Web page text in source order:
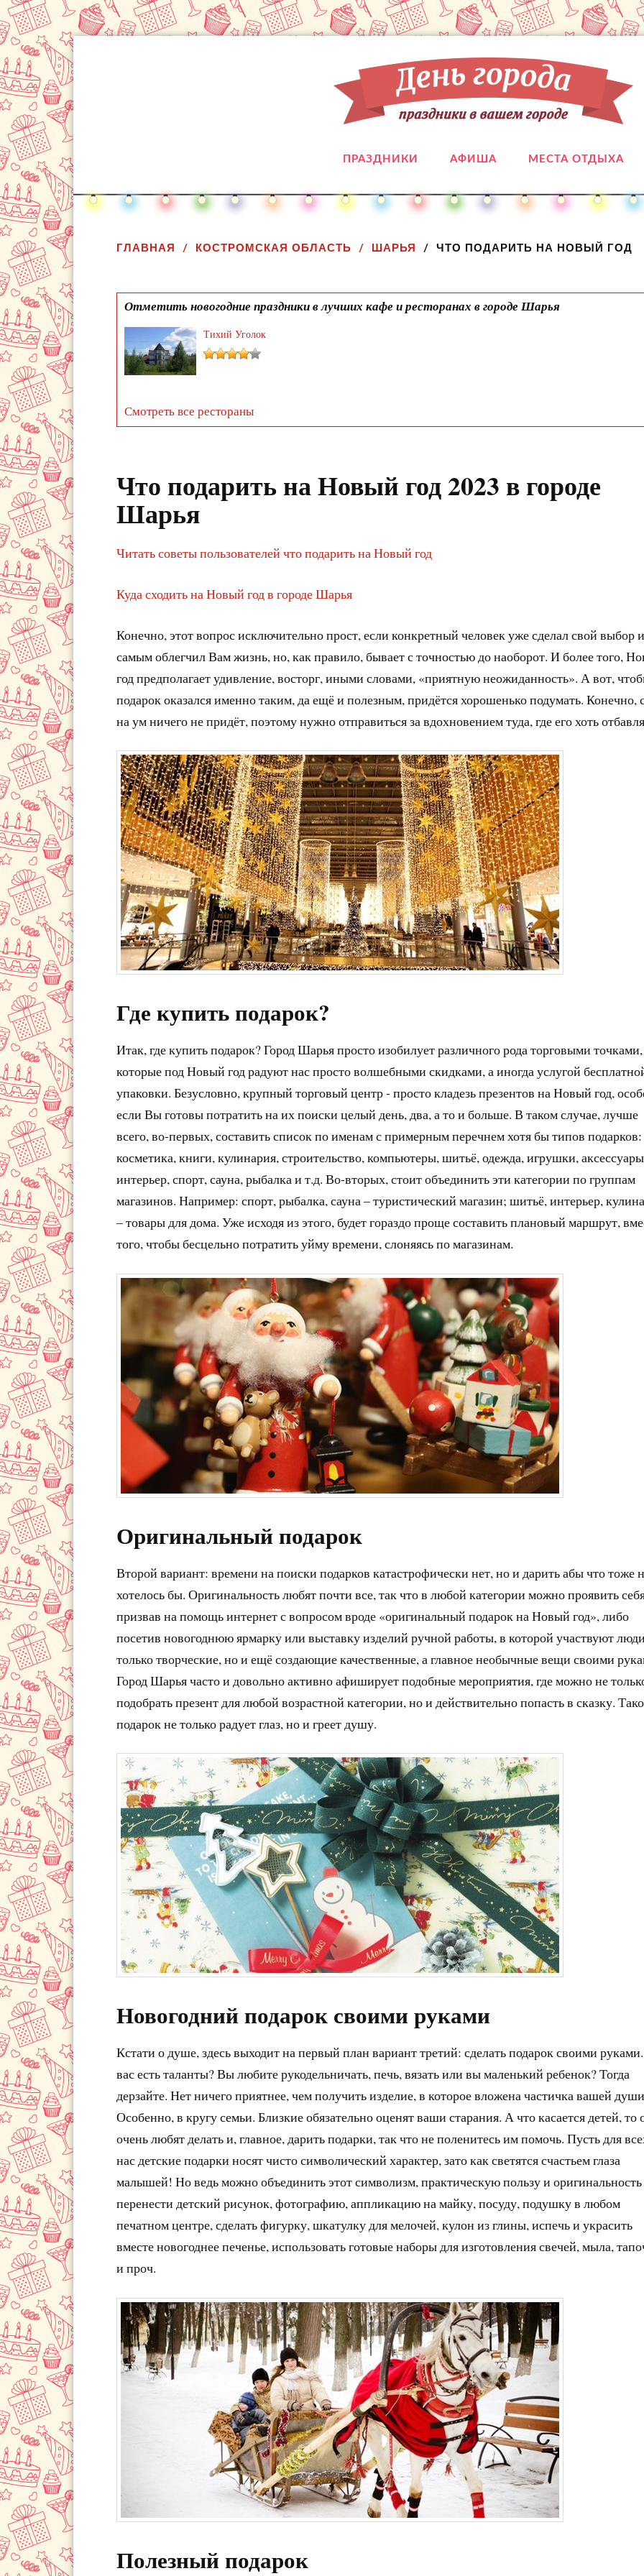
ПРАЗДНИКИ АФИША МЕСТА ОТДЫХА
ГЛАВНАЯ КОСТРОМСКАЯ ОБЛАСТЬ ШАРЬЯ ЧТО ПОДАРИТЬ НА НОВЫЙ ГОД
Отметить новогодние праздники в лучших кафе и ресторанах в городе Шарья
Тихий Уголок
Смотреть все рестораны
Что подарить на Новый год 2023 в городе
Шарья
Читать советы пользователей что подарить на Новый год
Куда сходить на Новый год в городе Шарья
Конечно, этот вопрос исключительно прост, если конкретный человек уже сделал свой выбор
самым облегчил Вам жизнь, но, как правило, бывает с точностью до наоборот. И более того,
год предполагает удивление, восторг, иными словами, «приятную неожиданность». А вот,
подарок оказался именно таким, да ещё и полезным, придётся хорошенько подумать. Конечно,
на ум ничего не придёт, поэтому нужно отправиться за вдохновением туда, где его хоть
Где купить подарок?
Итак, где купить подарок? Город Шарья просто изобилует различного рода торговыми точками,
которые под Новый год радуют нас просто волшебными скидками, а иногда услугой
упаковки. Безусловно, крупный торговый центр - просто кладезь презентов на Новый год,
если Вы готовы потратить на их поиски целый день, два, а то и больше. В таком случае, лучше
всего, во-первых, составить список по именам с примерным перечнем хотя бы типов подарков:
косметика, книги, кулинария, строительство, компьютеры, шитьё, одежда, игрушки,
интерьер, спорт, сауна, рыбалка и т.д. Во-вторых, стоит объединить эти категории по группам
магазинов. Например: спорт, рыбалка, сауна – туристический магазин; шитьё, интерьер,
– товары для дома. Уже исходя из этого, будет гораздо проще составить плановый маршрут,
того, чтобы бесцельно потратить уйму времени, слоняясь по магазинам.
Оригинальный подарок
Второй вариант: времени на поиски подарков катастрофически нет, но и дарить абы что тоже
хотелось бы. Оригинальность любят почти все, так что в любой категории можно проявить
призвав на помощь интернет с вопросом вроде «оригинальный подарок на Новый год», либо
посетив новогоднюю ярмарку или выставку изделий ручной работы, в которой участвуют
только творческие, но и ещё создающие качественные, а главное необычные вещи своими
Город Шарья часто и довольно активно афиширует подобные мероприятия, где можно не
подобрать презент для любой возрастной категории, но и действительно попасть в сказку.
подарок не только радует глаз, но и греет душу.
Новогодний подарок своими руками
Кстати о душе, здесь выходит на первый план вариант третий: сделать подарок своими
вас есть таланты? Вы любите рукодельничать, печь, вязать или вы маленький ребенок? Тогда
дерзайте. Нет ничего приятнее, чем получить изделие, в которое вложена частичка вашей
Особенно, в кругу семьи. Близкие обязательно оценят ваши старания. А что касается детей, то
очень любят делать и, главное, дарить подарки, так что не поленитесь им помочь. Пусть для
нас детские подарки носят чисто символический характер, зато как светятся счастьем глаза
малышей! Но ведь можно объединить этот символизм, практическую пользу и
перенести детский рисунок, фотографию, аппликацию на майку, посуду, подушку в любом
печатном центре, сделать фигурку, шкатулку для мелочей, кулон из глины, испечь и украсить
вместе новогоднее печенье, использовать готовые наборы для изготовления свечей, мыла,
и проч.
Полезный подарок